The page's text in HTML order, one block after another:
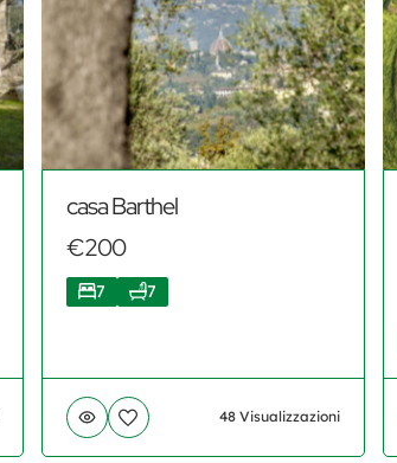
casa Barthel
€200
7 7
48 Visualizzazioni